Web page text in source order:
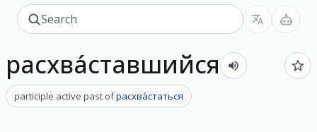
расхва́ставшийся
participle active past ofрасхва́статься